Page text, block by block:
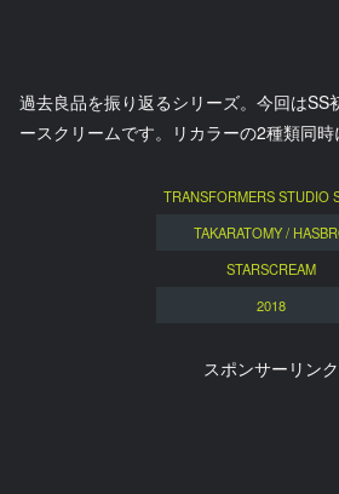
過去良品を振り返るシリーズ。今回はSS
ースクリームです。リカラーの2種類同時
TRANSFORMERS STUDIO
TAKARATOMY /
STARSCREAM
2018
スポンサーリンク